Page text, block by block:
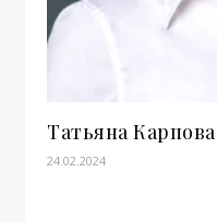
Татьяна Карпова
24.02.2024